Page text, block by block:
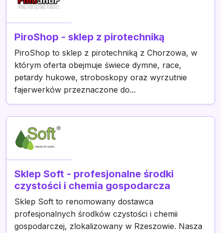
PiroShop - sklep z pirotechniką
PiroShop to sklep z pirotechniką z Chorzowa, w
którym oferta obejmuje świece dymne, race,
petardy hukowe, stroboskopy oraz wyrzutnie
fajerwerków przeznaczone do...
Sklep Soft - profesjonalne środki
czystości i chemia gospodarcza
Sklep Soft to renomowany dostawca
profesjonalnych środków czystości i chemii
gospodarczej, zlokalizowany w Rzeszowie. Nasza